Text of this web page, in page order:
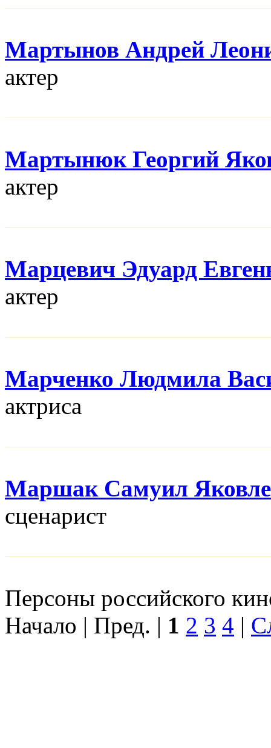
Мартынов Андрей
актер
Мартынюк Георгий
актер
Марцевич Эдуард
актер
Марченко Людмила
актриса
Маршак Самуил
сценарист
Персоны российского
Начало | Пред. | 1 2 3 4 |